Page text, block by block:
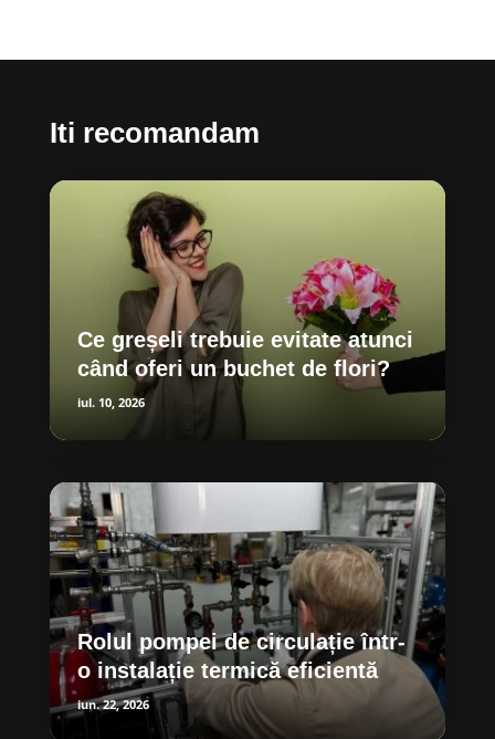
Iti recomandam
Ce greșeli trebuie evitate atunci
când oferi un buchet de flori?
iul. 10, 2026
Rolul pompei de circulație într-
o instalație termică eficientă
iun. 22, 2026